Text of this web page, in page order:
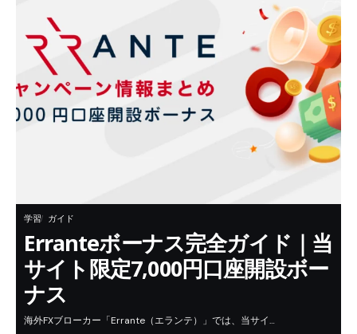
学習 ガイド
Erranteボーナス完全ガイド｜当
サイト限定7,000円口座開設ボー
ナス
海外FXブローカー「Errante（エランテ）」では、当サイ…